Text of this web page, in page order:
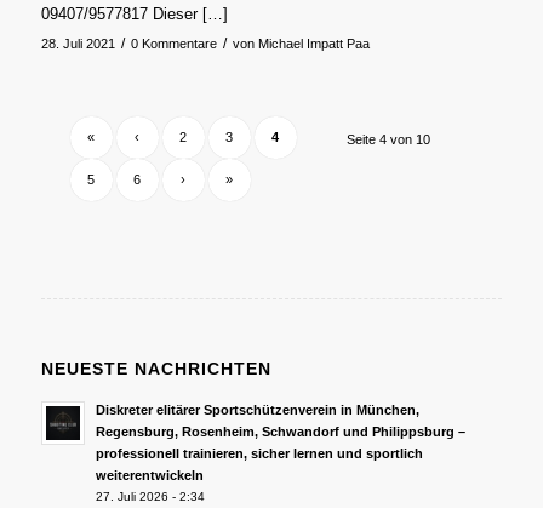
09407/9577817 Dieser […]
28. Juli 2021 / 0 Kommentare / von Michael Impatt Paa
Seite 4 von 10
« ‹ 2 3 4
5 6 › »
NEUESTE NACHRICHTEN
Diskreter elitärer Sportschützenverein in München,
Regensburg, Rosenheim, Schwandorf und Philippsburg –
professionell trainieren, sicher lernen und sportlich
weiterentwickeln
27. Juli 2026 - 2:34